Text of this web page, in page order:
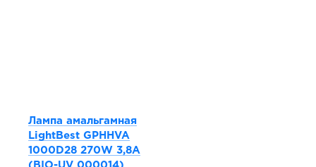
Лампа амальгамная
LightBest GPHHVA
1000D28 270W 3,8A